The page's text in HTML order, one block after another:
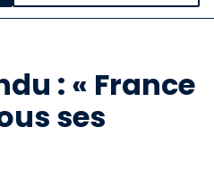
revue: « France
ses